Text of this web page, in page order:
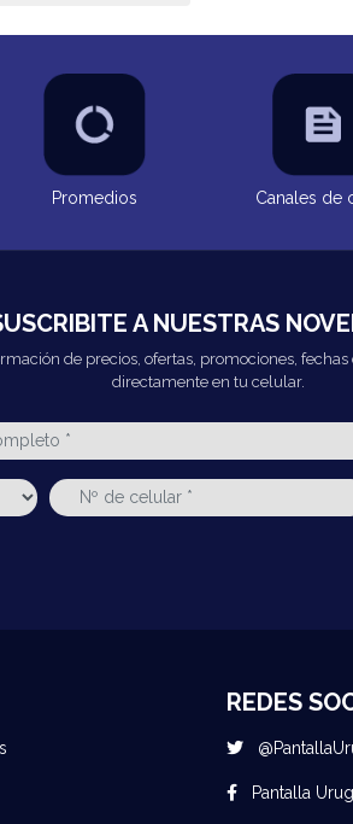
Promedios Canales de
A NUESTRAS
de precios, ofertas, promociones,
directamente en tu celular.
REDES
Pantalla